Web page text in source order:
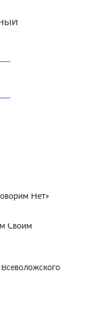
Нет»
Своим